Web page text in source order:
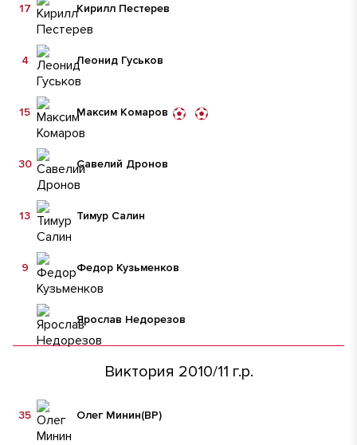
Кирилл Пестерев
17
Леонид Гуськов
4
Максим Комаров
15
Савелий Дронов
30
Тимур Салин
13
Федор Кузьменков
9
Ярослав Недорезов
Виктория 2010/11 г.р.
Олег Минин(ВР)
35